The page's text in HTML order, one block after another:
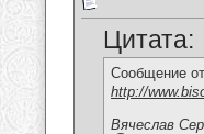
Цитата:
Сообщение от
http://
Вячеслав